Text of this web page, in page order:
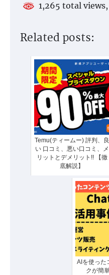
1,265 total
Related posts:
Temu(ティームー) 評判、良
い 口コミ、悪い口コミ、メ
リットとデメリット!! 【徹
底解説】
AIを使った
クが簡